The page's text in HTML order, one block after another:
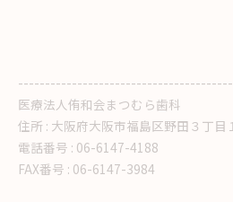
医療法人侑和会まつむら歯科
住所 : 大阪府大阪市福島区野田３丁目
電話番号 : 06-6147-4188
FAX番号 : 06-6147-3984